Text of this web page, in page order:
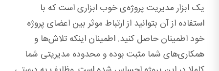
یک ابزار مدیریت پروژه‌ی خوب ابزاری است که با
استفاده از آن بتوانید از ارتباط موثر بین اعضای پروژه
خود اطمینان حاصل کنید. اطمینان اینکه تلاش‌ها و
همکاری‌های شما مثبت بوده و محدوده مدیریتی شما